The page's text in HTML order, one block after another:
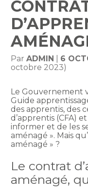
ParADMIN 6
octobre 2023)
Le Gouvernement
Guide
des apprentis, des
d’apprentis (CFA)
informer et de les
aménagé ». Mais
aménagé » ?
Le contrat
aménagé,